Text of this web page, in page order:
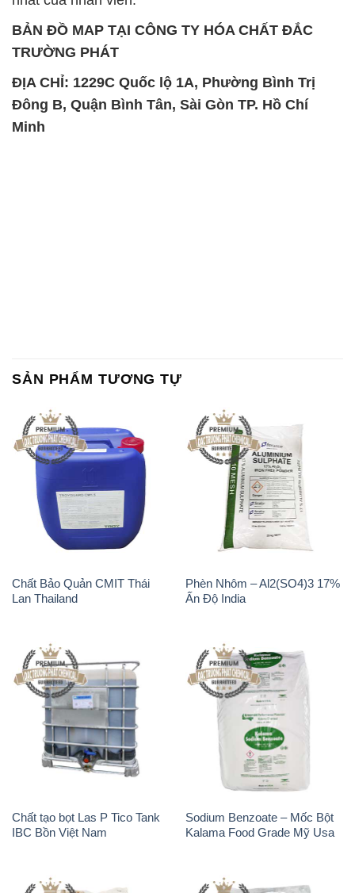
SẢN PHẨM TƯƠNG TỰ
Chất tạo bọt Las P Tico Tank
IBC Bồn Việt Nam
Sodium Benzoate – Mốc Bột
Kalama Food Grade Mỹ Usa
Chất Tạo Đặc Hec Mecellose
– Cenllulose Ether Nhật Bản
Na3PO4 – Trisodium
Phosphate Trung Quốc China